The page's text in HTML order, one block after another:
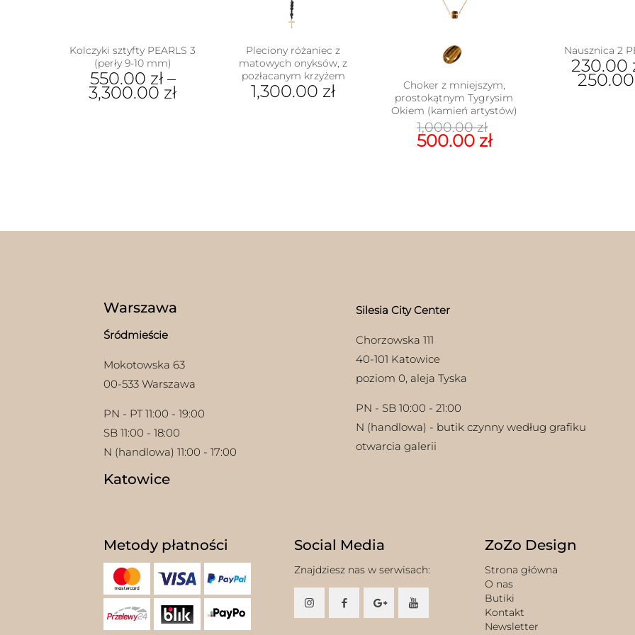
Kolczyki sztyfty PEARLS 3
(perły 9-10 mm)
550.00 zł–
3,300.00 zł
Pleciony różaniec z
matowych onyksów, z
pozłacanym krzyżem
1,300.00 zł
Choker z mniejszym,
prostokątnym Tygrysim
Okiem (kamień artystów)
1,000.00zł
cena
wynosiła:
500.00 złAktualna
Nausznica 2
230.00
250.00
Warszawa
Śródmieście
Mokotowska 63
00-533 Warszawa
PN - PT 11:00 - 19:00
SB 11:00 - 18:00
N (handlowa) 11:00 - 17:00
Katowice
Silesia City Center
Chorzowska 111
40-101 Katowice
poziom 0, aleja Tyska
PN - SB 10:00 - 21:00
N (handlowa) - butik czynny według grafiku
otwarcia galerii
Metody płatności Social Media
Znajdziesz nas w serwisach:
ZoZo Design
Strona główna
O nas
Butiki
Kontakt
Newsletter